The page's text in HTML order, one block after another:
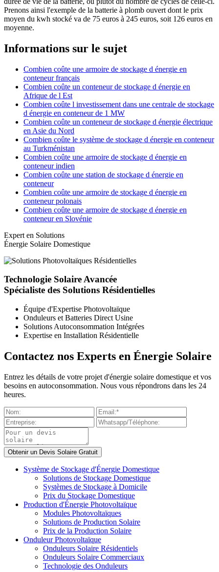
Prenons ainsi l'exemple de la batterie à plomb ouvert dont le prix
moyen du kwh stocké va de 75 euros à 245 euros, soit 126 euros en
moyenne.
Informations sur le sujet
Combien coûte une armoire de stockage d énergie en
conteneur français
Combien coûte un conteneur de stockage d énergie en
Afrique de l Est
Combien coûte l investissement dans une centrale de stockage
d énergie en conteneur de 1 MW
Combien coûte un conteneur de stockage d énergie électrique
en Asie du Nord
Combien coûte le système de stockage d énergie en conteneur
au Turkménistan
Combien coûte une armoire de stockage d énergie en
conteneur indien
Combien coûte une station de stockage d énergie en
conteneur
Combien coûte une armoire de stockage d énergie en
conteneur polonais
Combien coûte une armoire de stockage d énergie en
conteneur en Slovénie
Expert en Solutions
Énergie Solaire Domestique
Technologie Solaire Avancée
Spécialiste des Solutions Résidentielles
Équipe d'Expertise Photovoltaïque
Onduleurs et Batteries Direct Usine
Solutions Autoconsommation Intégrées
Expertise en Installation Résidentielle
Contactez nos Experts en Énergie Solaire
Entrez les détails de votre projet d'énergie solaire domestique et vos
besoins en autoconsommation. Nous vous répondrons dans les 24
heures.
Système de Stockage d'Énergie Domestique
Solutions de Stockage Domestique
Systèmes de Stockage à Domicile
Prix du Stockage Domestique
Production d'Énergie Photovoltaïque
Modules Photovoltaïques
Solutions de Production Solaire
Prix de la Production Solaire
Onduleur Photovoltaïque
Onduleurs Solaire Résidentiels
Onduleurs Solaire Commerciaux
Technologie des Onduleurs